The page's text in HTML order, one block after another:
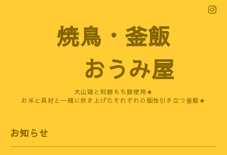
焼鳥・釜飯
おうみ屋
大山鶏と和豚もち豚使用★
お米と具材と一緒に炊き上げたそれぞれの個性引き立つ釜飯★
お知らせ